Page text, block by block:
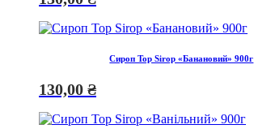
Сироп Top Sirop «Банановий» 900г
130,00 ₴